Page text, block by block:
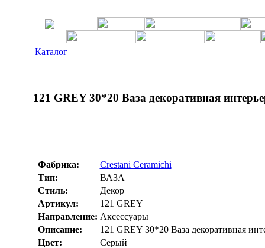
Каталог
121 GREY 30*20 Ваза декоративная
Фабрика:
Crestani Ceramichi
Тип:
ВАЗА
Стиль:
Декор
Артикул:
121 GREY
Направление: Аксессуары
Описание:
121 GREY 30*20 Ваза декоративная
Цвет:
Серый